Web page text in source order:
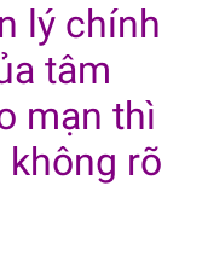
lý chính
tâm
mạn thì
rõ